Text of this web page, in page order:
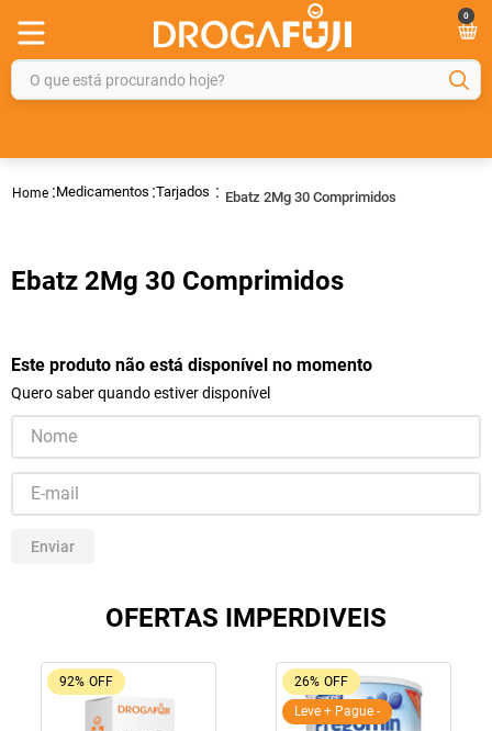
0
O que está procurando hoje?
Medicamentos Tarjados Ebatz 2Mg 30 Comprimidos
Ebatz 2Mg 30 Comprimidos
Este produto não está disponível no momento
Quero saber quando estiver disponível
Enviar
OFERTAS IMPERDIVEIS
92% OFF 26% OFF
Leve + Pague -
4º
rosuvastatina 20mg
6º
shampoo
7º
dipirona
sveda
9º
tadalafila
10º soro fisiológico